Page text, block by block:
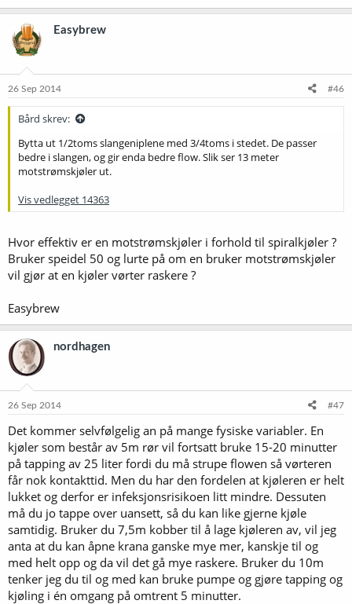
Easybrew
26 Sep 2014 #46
Bård skrev:
Bytta ut 1/2toms slangeniplene med 3/4toms i stedet. De passer
bedre i slangen, og gir enda bedre flow. Slik ser 13 meter
motstrømskjøler ut.
Vis vedlegget 14363
Hvor effektiv er en motstrømskjøler i forhold til spiralkjøler ?
Bruker speidel 50 og lurte på om en bruker motstrømskjøler
vil gjør at en kjøler vørter raskere ?
Easybrew
nordhagen
26 Sep 2014 #47
Det kommer selvfølgelig an på mange fysiske variabler. En
kjøler som består av 5m rør vil fortsatt bruke 15-20 minutter
på tapping av 25 liter fordi du må strupe flowen så vørteren
får nok kontakttid. Men du har den fordelen at kjøleren er helt
lukket og derfor er infeksjonsrisikoen litt mindre. Dessuten
må du jo tappe over uansett, så du kan like gjerne kjøle
samtidig. Bruker du 7,5m kobber til å lage kjøleren av, vil jeg
anta at du kan åpne krana ganske mye mer, kanskje til og
med helt opp og da vil det gå mye raskere. Bruker du 10m
tenker jeg du til og med kan bruke pumpe og gjøre tapping og
kjøling i én omgang på omtrent 5 minutter.